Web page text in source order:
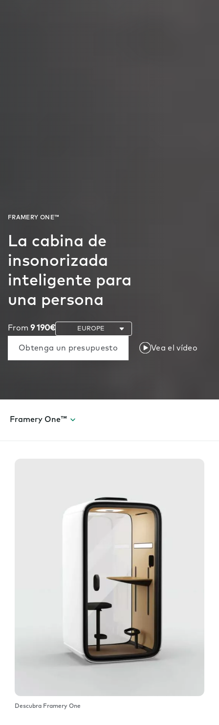
La cabina de
insonorizada
inteligente para
una persona
From 9 190€
Obtenga un presupuesto Vea el vídeo
Framery One™
Descubra Framery One